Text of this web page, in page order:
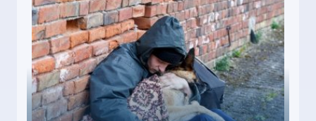
entführten seine Hündin "Hanni"!